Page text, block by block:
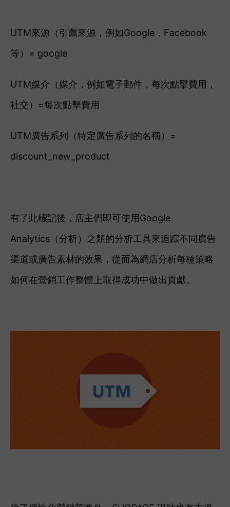
UTM來源（引薦來源，例如Google，Facebook
等）= google
UTM媒介（媒介，例如電子郵件，每次點擊費用，
社交）=每次點擊費用
UTM廣告系列（特定廣告系列的名稱）=
discount_new_product
有了此標記後，店主們即可使用Google
Analytics（分析）之類的分析工具來追踪不同廣告
渠道或廣告素材的效果，從而為網店分析每種策略
如何在營銷工作整體上取得成功中做出貢獻。